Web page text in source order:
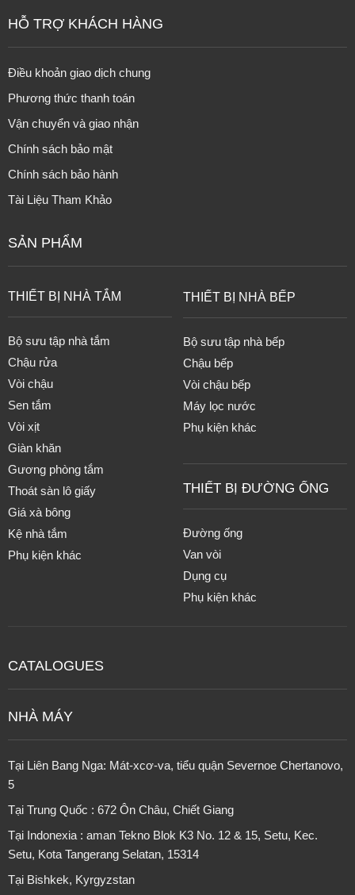
HỖ TRỢ KHÁCH HÀNG
Điều khoản giao dịch chung
Phương thức thanh toán
Vận chuyển và giao nhận
Chính sách bảo mật
Chính sách bảo hành
Tài Liệu Tham Khảo
SẢN PHẨM
THIẾT BỊ NHÀ TẮM
Bộ sưu tập nhà tắm
Chậu rửa
Vòi chậu
Sen tắm
Vòi xịt
Giàn khăn
Gương phòng tắm
Thoát sàn lô giấy
Giá xà bông
Kệ nhà tắm
Phụ kiện khác
THIẾT BỊ NHÀ BẾP
Bộ sưu tập nhà bếp
Chậu bếp
Vòi chậu bếp
Máy lọc nước
Phụ kiện khác
THIẾT BỊ ĐƯỜNG ỐNG
Đường ống
Van vòi
Dụng cụ
Phụ kiện khác
CATALOGUES
NHÀ MÁY
Tại Liên Bang Nga: Mát-xcơ-va, tiểu quận Severnoe Chertanovo,
5
Tại Trung Quốc : 672 Ôn Châu, Chiết Giang
Tại Indonexia : aman Tekno Blok K3 No. 12 & 15, Setu, Kec.
Setu, Kota Tangerang Selatan, 15314
Tại Bishkek, Kyrgyzstan